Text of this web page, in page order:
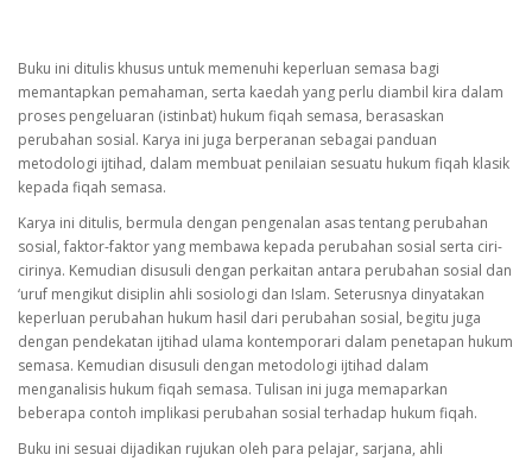
Buku ini ditulis khusus untuk memenuhi keperluan semasa bagi
memantapkan pemahaman, serta kaedah yang perlu diambil kira dalam
proses pengeluaran (istinbat) hukum fiqah semasa, berasaskan
perubahan sosial. Karya ini juga berperanan sebagai panduan
metodologi ijtihad, dalam membuat penilaian sesuatu hukum fiqah klasik
kepada fiqah semasa.
Karya ini ditulis, bermula dengan pengenalan asas tentang perubahan
sosial, faktor-faktor yang membawa kepada perubahan sosial serta ciri-
cirinya. Kemudian disusuli dengan perkaitan antara perubahan sosial dan
‘uruf mengikut disiplin ahli sosiologi dan Islam. Seterusnya dinyatakan
keperluan perubahan hukum hasil dari perubahan sosial, begitu juga
dengan pendekatan ijtihad ulama kontemporari dalam penetapan hukum
semasa. Kemudian disusuli dengan metodologi ijtihad dalam
menganalisis hukum fiqah semasa. Tulisan ini juga memaparkan
beberapa contoh implikasi perubahan sosial terhadap hukum fiqah.
Buku ini sesuai dijadikan rujukan oleh para pelajar, sarjana, ahli